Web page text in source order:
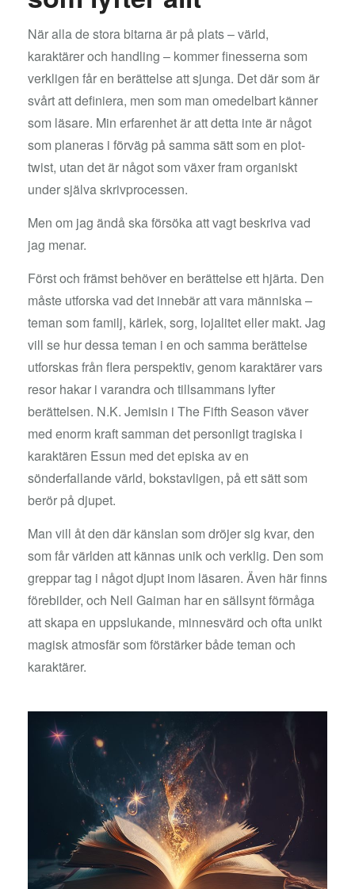
När alla de stora bitarna är på plats – värld,
karaktärer och handling – kommer finesserna som
verkligen får en berättelse att sjunga. Det där som är
svårt att definiera, men som man omedelbart känner
som läsare. Min erfarenhet är att detta inte är något
som planeras i förväg på samma sätt som en plot-
twist, utan det är något som växer fram organiskt
under själva skrivprocessen.
Men om jag ändå ska försöka att vagt beskriva vad
jag menar.
Först och främst behöver en berättelse ett hjärta. Den
måste utforska vad det innebär att vara människa –
teman som familj, kärlek, sorg, lojalitet eller makt. Jag
vill se hur dessa teman i en och samma berättelse
utforskas från flera perspektiv, genom karaktärer vars
resor hakar i varandra och tillsammans lyfter
berättelsen. N.K. Jemisin i The Fifth Season väver
med enorm kraft samman det personligt tragiska i
karaktären Essun med det episka av en
sönderfallande värld, bokstavligen, på ett sätt som
berör på djupet.
Man vill åt den där känslan som dröjer sig kvar, den
som får världen att kännas unik och verklig. Den som
greppar tag i något djupt inom läsaren. Även här finns
förebilder, och Neil Gaiman har en sällsynt förmåga
att skapa en uppslukande, minnesvärd och ofta unikt
magisk atmosfär som förstärker både teman och
karaktärer.